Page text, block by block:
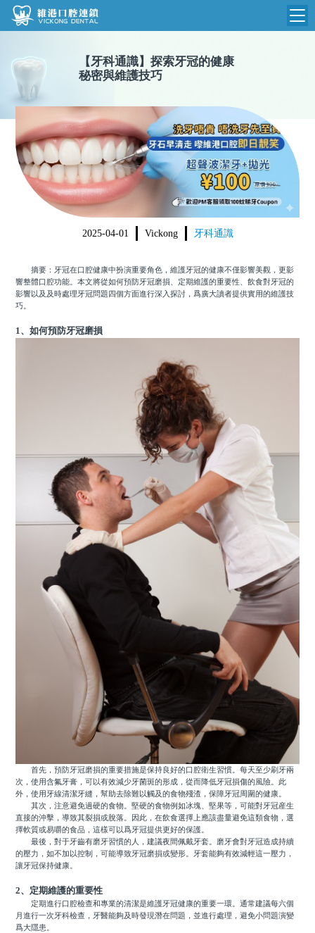
維港首頁
品牌介紹
環境設備
醫院新聞
收費標準
N
收費總表
植牙收費
根管收費
美學收費
箍牙收費
醫生團隊
門診時間
【 牙科通識】 探索牙冠的健康
秘密與維護技巧
2025-04-01 Vickong 牙科通識
摘要：牙冠在口腔健康中扮演重要角色，維護牙冠的健康不僅影響美觀，更影
響整體口腔功能。本文將從如何預防牙冠磨損、定期維護的重要性、飲食對牙冠的
影響以及及時處理牙冠問題四個方面進行深入探討，爲廣大讀者提供實用的維護技
巧。
1、如何預防牙冠磨損
首先，預防牙冠磨損的重要措施是保持良好的口腔衛生習慣。每天至少刷牙兩
次，使用含氟牙膏，可以有效減少牙菌斑的形成，從而降低牙冠損傷的風險。此
外，使用牙線清潔牙縫，幫助去除難以觸及的食物殘渣，保障牙冠周圍的健康。
其次，注意避免過硬的食物。堅硬的食物例如冰塊、堅果等，可能對牙冠産生
直接的沖擊，導致其裂損或脫落。因此，在飲食選擇上應該盡量避免這類食物，選
擇軟質或易嚼的食品，這樣可以爲牙冠提供更好的保護。
最後，對于牙齒有磨牙習慣的人，建議夜間佩戴牙套。磨牙會對牙冠造成持續
的壓力，如不加以控制，可能導致牙冠磨損或變形。牙套能夠有效減輕這一壓力，
讓牙冠保持健康。
2、定期維護的重要性
定期進行口腔檢查和專業的清潔是維護牙冠健康的重要一環。通常建議每六個
月進行一次牙科檢查，牙醫能夠及時發現潛在問題，並進行處理，避免小問題演變
爲大隱患。